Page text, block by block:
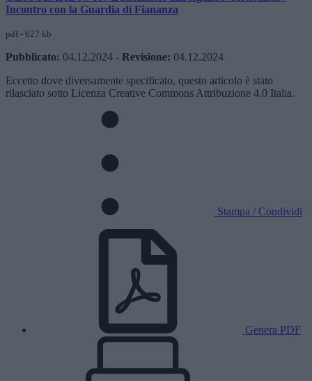
Incontro con la Guardia di Fiananza
pdf - 627 kb
Pubblicato: 04.12.2024 - Revisione: 04.12.2024
Eccetto dove diversamente specificato, questo articolo è stato
rilasciato sotto Licenza Creative Commons Attribuzione 4.0 Italia.
Stampa / Condividi
Genera PDF